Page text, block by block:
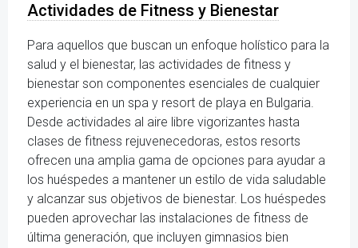
Actividades de Fitness y Bienestar
Para aquellos que buscan un enfoque holístico para la
salud y el bienestar, las actividades de fitness y
bienestar son componentes esenciales de cualquier
experiencia en un spa y resort de playa en Bulgaria.
Desde actividades al aire libre vigorizantes hasta
clases de fitness rejuvenecedoras, estos resorts
ofrecen una amplia gama de opciones para ayudar a
los huéspedes a mantener un estilo de vida saludable
y alcanzar sus objetivos de bienestar. Los huéspedes
pueden aprovechar las instalaciones de fitness de
última generación, que incluyen gimnasios bien